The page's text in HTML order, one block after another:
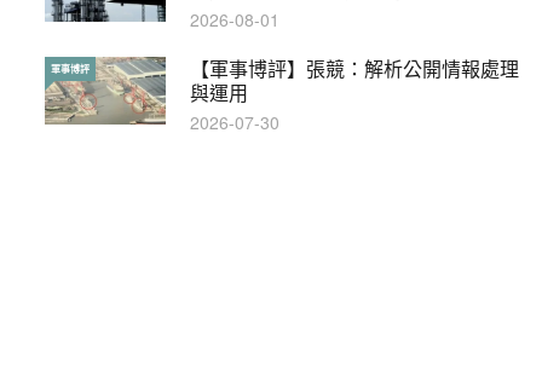
2026-08-01
【軍事博評】張競：解析公開情報處理
與運用
軍事博評
2026-07-30
2019-05-21
【輕百科】甚麼按摩院要領牌？顧客涉
及刑責嗎？
輕百科
2021-05-13